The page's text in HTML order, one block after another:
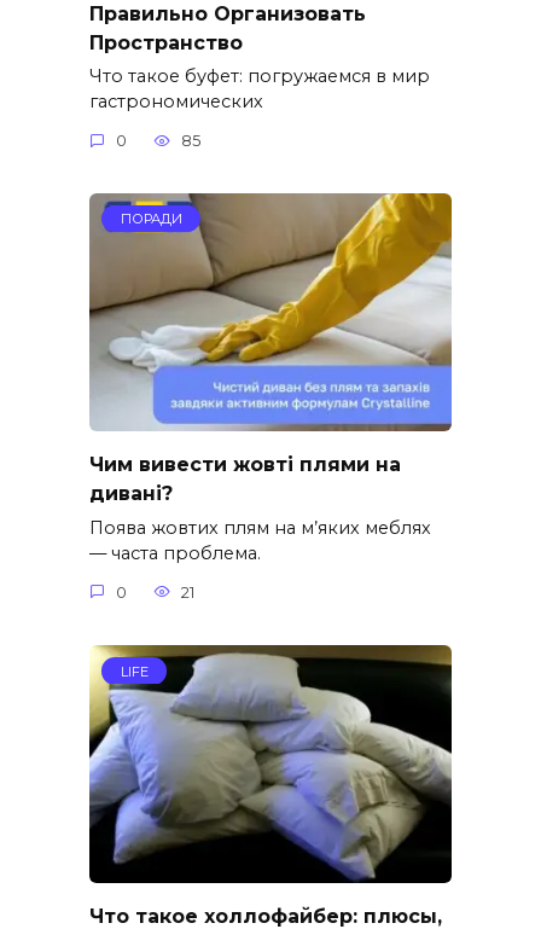
Правильно Организовать
Пространство
Что такое буфет: погружаемся в мир
гастрономических
0 85
ПОРАДИ
Чим вивести жовті плями на
дивані?
Поява жовтих плям на м’яких меблях
— часта проблема.
0 21
LIFE
Что такое холлофайбер: плюсы,